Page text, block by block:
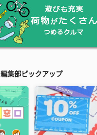
編集部ピックアップ